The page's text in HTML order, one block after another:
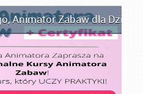
,Animator Zabaw dla Dzieci